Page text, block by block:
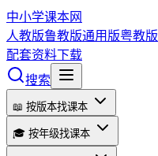
中小学课本网
人教版鲁教版通用版粤教版
配套资料下载
搜索
📖 按版本找课本
🎓 按年级找课本